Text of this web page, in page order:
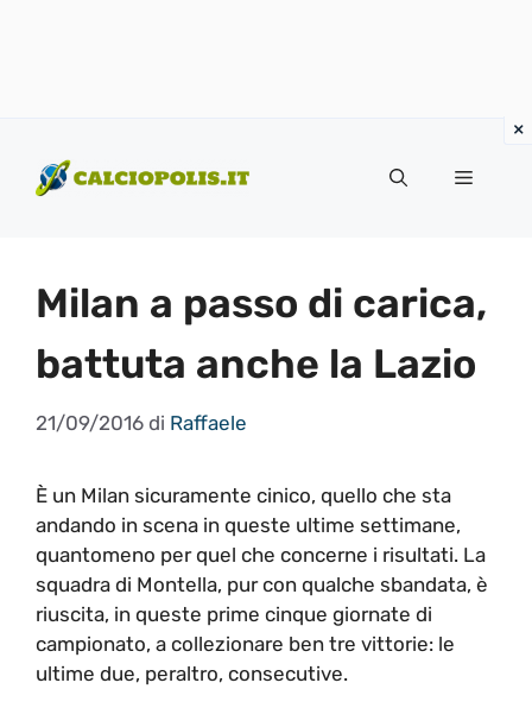
contenuto
Menu
Milan a passo di carica,
battuta anche la Lazio
21/09/2016 di Raffaele
È un Milan sicuramente cinico, quello che sta
andando in scena in queste ultime settimane,
quantomeno per quel che concerne i risultati. La
squadra di Montella, pur con qualche sbandata, è
riuscita, in queste prime cinque giornate di
campionato, a collezionare ben tre vittorie: le
ultime due, peraltro, consecutive.